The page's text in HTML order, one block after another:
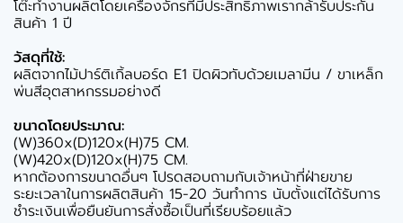
โต๊ะทำงานผลิตโดยเครื่องจักรที่มีประสิทธิภาพเรากล้ารับประกัน
สินค้า 1 ปี
วัสดุที่ใช้:
ผลิตจากไม้ปาร์ติเกิ้ลบอร์ด E1 ปิดผิวทับด้วยเมลามีน / ขาเหล็ก
พ่นสีอุตสาหกรรมอย่างดี
ขนาดโดยประมาณ:
(W)360x(D)120x(H)75 CM.
(W)420x(D)120x(H)75 CM.
หากต้องการขนาดอื่นๆ โปรดสอบถามกับเจ้าหน้าที่ฝ่ายขาย
ระยะเวลาในการผลิตสินค้า 15-20 วันทำการ นับตั้งแต่ได้รับการ
ชำระเงินเพื่อยืนยันการสั่งซื้อเป็นที่เรียบร้อยแล้ว